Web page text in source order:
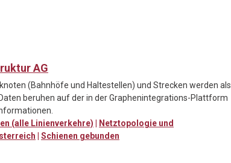
AG
(Bahnhöfe und Haltestellen) und Strecken werden als
beruhen auf der in der Graphenintegrations-Plattform
(alle Linienverkehre) | Netztopologie und
| Schienen gebunden